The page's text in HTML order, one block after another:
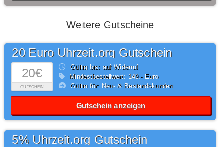
Weitere Gutscheine
20€
GUTSCHEIN
20 Euro Uhrzeit.org Gutschein
Gültig bis: auf Widerruf
Mindestbestellwert: 149,- Euro
Gültig für: Neu- & Bestandskunden
Gutschein anzeigen
5% Uhrzeit.org Gutschein